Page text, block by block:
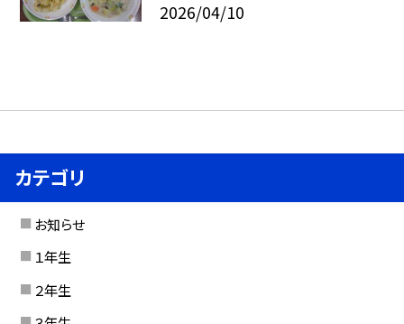
2026/04/10
カテゴリ
お知らせ
１年生
２年生